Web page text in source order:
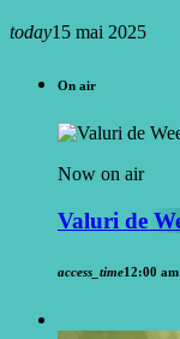
today15 mai 2025
On air
Now on air
Valuri de
access_time12:00